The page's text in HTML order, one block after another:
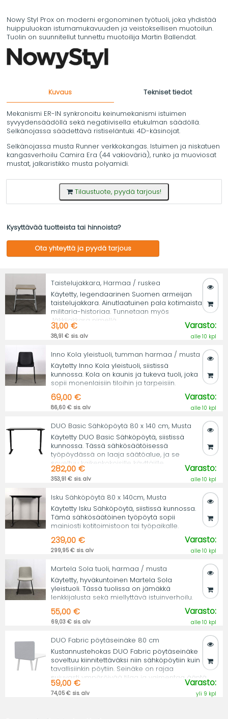
Nowy Styl Prox on moderni ergonominen työtuoli, joka yhdistää
huippuluokan istumamukavuuden ja veistoksellisen muotoilun.
Tuolin on suunnitellut tunnettu muotoilija Martin Ballendat.
Kuvaus Tekniset tiedot
Mekanismi ER-IN synkronoitu keinumekanismi istuimen
syvyydensäädöllä sekä negatiivisella etukulman säädöllä.
Selkänojassa säädettävä ristiseläntuki. 4D-käsinojat.
Selkänojassa musta Runner verkkokangas. Istuimen ja niskatuen
kangasverhoilu Camira Era (44 vakioväriä), runko ja muoviosat
mustat, jalkaristikko musta polyamidi.
Tilaustuote, pyydä tarjous!
Kysyttävää tuotteista tai hinnoista?
Ota yhteyttä ja pyydä tarjous
Taistelujakkara, Harmaa / ruskea
Käytetty, legendaarinen Suomen armeijan
taistelujakkara. Ainutlaatuinen pala kotimaista
militaria-historiaa. Tunnetaan myös
Jäkkijakkara nimellä.
31,00 €
38,91 € sis. alv
Varasto:
alle 10 kpl
Inno Kola yleistuoli, tumman harmaa / musta
Käytetty Inno Kola yleistuoli, siistissä
kunnossa. Kola on kaunis ja tukeva tuoli, joka
sopii monenlaisiin tiloihin ja tarpeisiin.
69,00 €
86,60 € sis. alv
Varasto:
alle 10 kpl
DUO Basic Sähköpöytä 80 x 140 cm, Musta
Käytetty DUO Basic Sähköpöytä, siistissä
kunnossa. Tässä sähkösäätöisessä
työpöydässä on laaja säätöalue, ja se
soveltuu kaikenkokoisille käyttäjille.
282,00 €
353,91 € sis. alv
Varasto:
alle 10 kpl
Isku Sähköpöytä 80 x 140cm, Musta
Käytetty Isku Sähköpöytä, siistissä kunnossa.
Tämä sähkösäätöinen työpöytä sopii
mainiosti kotitoimistoon tai työpaikalle.
239,00 €
299,95 € sis. alv
Varasto:
alle 10 kpl
Martela Sola tuoli, harmaa / musta
Käytetty, hyväkuntoinen Martela Sola
yleistuoli. Tässä tuolissa on jämäkkä
lenkkijalusta sekä miellyttävä istuinverhoilu.
55,00 €
69,03 € sis. alv
Varasto:
alle 10 kpl
DUO Fabric pöytäseinäke 80 cm
Kustannustehokas DUO Fabric pöytäseinäke
soveltuu kiinnitettäväksi niin sähköpöytiin kuin
tavallisiinkin pöytiin. Seinäke on rajaa
sujuvasti ympäröivää tilaa ja vaimentaa ääntä.
59,00 €
74,05 € sis. alv
Varasto:
yli 9 kpl